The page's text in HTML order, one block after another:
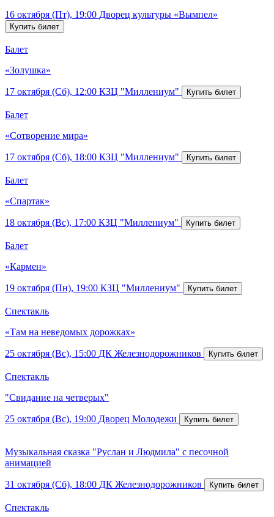
16 октября (Пт), 19:00 Дворец культуры «Вымпел»
Балет
«Золушка»
17 октября (Сб), 12:00 КЗЦ "Миллениум"
Балет
«Сотворение мира»
17 октября (Сб), 18:00 КЗЦ "Миллениум"
Балет
«Спартак»
18 октября (Вс), 17:00 КЗЦ "Миллениум"
Балет
«Кармен»
19 октября (Пн), 19:00 КЗЦ "Миллениум"
Спектакль
«Там на неведомых дорожках»
25 октября (Вс), 15:00 ДК Железнодорожников
Спектакль
"Свидание на четверых"
25 октября (Вс), 19:00 Дворец Молодежи
Музыкальная сказка "Руслан и Людмила" с песочной
анимацией
31 октября (Сб), 18:00 ДК Железнодорожников
Спектакль